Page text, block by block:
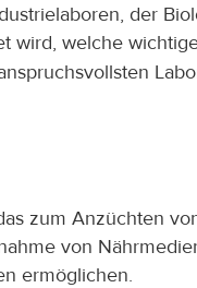
der
wird, welche
zum Anzüchten
von
ermöglichen.